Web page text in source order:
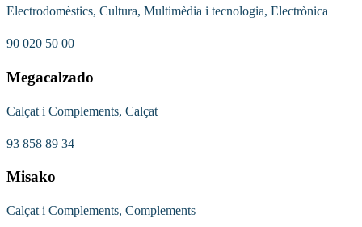
Electrodomèstics, Cultura, Multimèdia i tecnologia, Electrònica
90 020 50 00
Megacalzado
Calçat i Complements, Calçat
93 858 89 34
Misako
Calçat i Complements, Complements